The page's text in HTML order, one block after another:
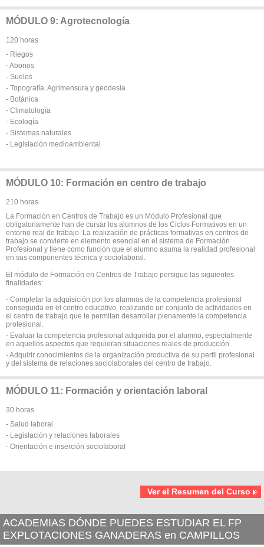
MÓDULO 9: Agrotecnología
120 horas
- Riegos
- Abonos
- Suelos
- Topografía. Agrimensura y geodesia
- Botánica
- Climatología
- Ecología
- Sistemas naturales
- Legislación medioambiental
MÓDULO 10: Formación en centro de trabajo
210 horas
La Formación en Centros de Trabajo es un Módulo Profesional que
obligatoriamente han de cursar los alumnos de los Ciclos Formativos en un
entorno real de trabajo. La realización de prácticas formativas en centros de
trabajo se convierte en elemento esencial en el sistema de Formación
Profesional y tiene como función que el alumno asuma la realidad profesional
en sus componentes técnica y sociolaboral.
El módulo de Formación en Centros de Trabajo persigue las siguientes
finalidades:
- Completar la adquisición por los alumnos de la competencia profesional
conseguida en el centro educativo, realizando un conjunto de actividades en
el centro de trabajo que le permitan desarrollar plenamente la competencia
profesional.
- Evaluar la competencia profesional adquirida por el alumno, especialmente
en aquellos aspectos que requieran situaciones reales de producción.
- Adquirir conocimientos de la organización productiva de su perfil profesional
y del sistema de relaciones sociolaborales del centro de trabajo.
MÓDULO 11: Formación y orientación laboral
30 horas
- Salud laboral
- Legislación y relaciones laborales
- Orientación e inserción socioIaboral
Ver el Resumen del Curso
ACADEMIAS DÓNDE PUEDES ESTUDIAR EL FP
EXPLOTACIONES GANADERAS en CAMPILLOS